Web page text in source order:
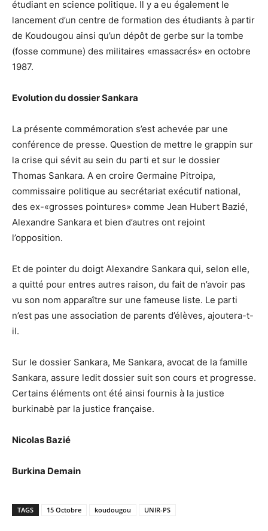
étudiant en science politique. Il y a eu également le
lancement d’un centre de formation des étudiants à partir
de Koudougou ainsi qu’un dépôt de gerbe sur la tombe
(fosse commune) des militaires «massacrés» en octobre
1987.
Evolution du dossier Sankara
La présente commémoration s’est achevée par une
conférence de presse. Question de mettre le grappin sur
la crise qui sévit au sein du parti et sur le dossier
Thomas Sankara. A en croire Germaine Pitroipa,
commissaire politique au secrétariat exécutif national,
des ex-«grosses pointures» comme Jean Hubert Bazié,
Alexandre Sankara et bien d’autres ont rejoint
l’opposition.
Et de pointer du doigt Alexandre Sankara qui, selon elle,
a quitté pour entres autres raison, du fait de n’avoir pas
vu son nom apparaître sur une fameuse liste. Le parti
n’est pas une association de parents d’élèves, ajoutera-t-
il.
Sur le dossier Sankara, Me Sankara, avocat de la famille
Sankara, assure ledit dossier suit son cours et progresse.
Certains éléments ont été ainsi fournis à la justice
burkinabè par la justice française.
Nicolas Bazié
Burkina Demain
TAGS 15 Octobre koudougou UNIR-PS